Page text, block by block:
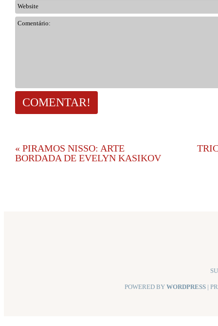
Website
Comentário:
« PIRAMOS NISSO: ARTE
BORDADA DE EVELYN KASIKOV
POWERED BY WORDPRESS|